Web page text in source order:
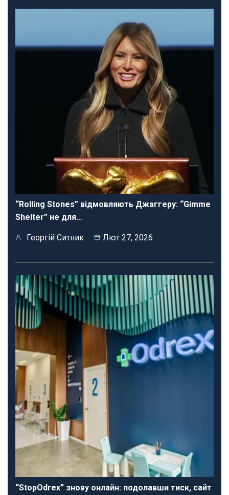
“Rolling Stones” відмовляють Джаггеру: “Gimme
Shelter” не для…
Георгій Ситник Лют 27, 2026
“StopOdrex” знову онлайн: подолавши тиск, сайт